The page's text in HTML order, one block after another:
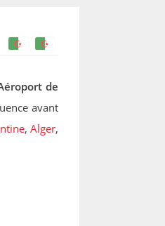
de
avant
,Alger,